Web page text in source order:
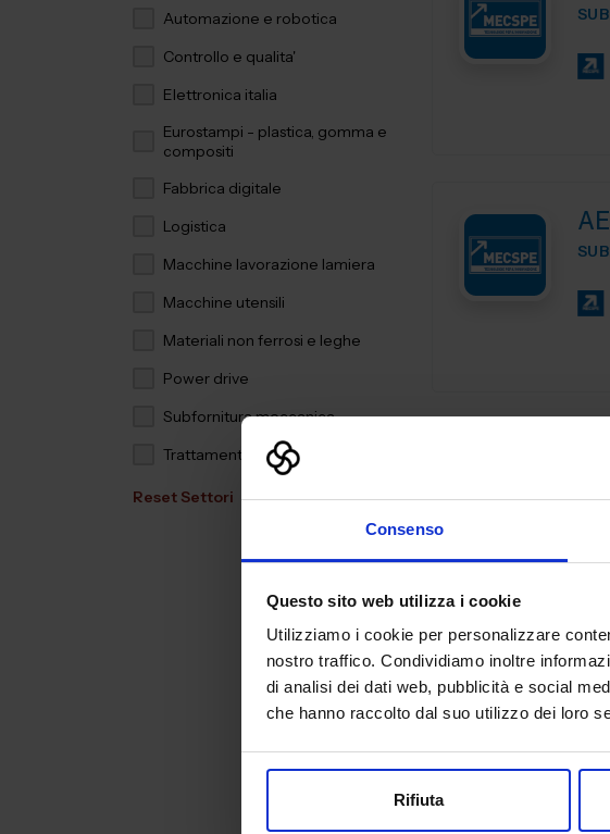
Consenso
Questo sito web utilizza i cookie
Utilizziamo i cookie per personalizzare
nostro traffico. Condividiamo inoltre
di analisi dei dati web, pubblicità e social
che hanno raccolto dal suo utilizzo dei loro
Rifiuta
Automazione e robotica
Controllo e qualita'
Elettronica italia
Eurostampi - plastica, gomma e
compositi
Fabbrica digitale
Logistica
Macchine lavorazione lamiera
Macchine utensili
Materiali non ferrosi e leghe
Power drive
Subfornitura meccanica
Trattamenti e finiture
Reset Settori